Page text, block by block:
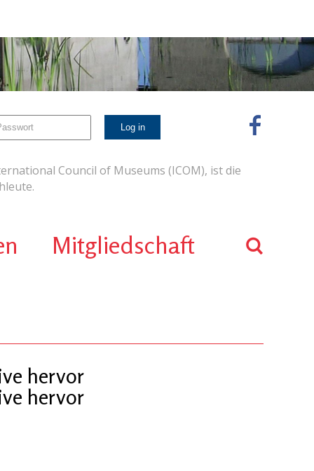
Council of Museums (ICOM), ist die
Mitgliedschaft
hervor
hervor